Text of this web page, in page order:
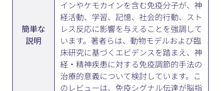
簡単な
説明
インやケモカインを含む免疫分子が、神
経活動、学習、記憶、社会的行動、スト
レス反応に影響を与えることを強調して
います。著者らは、動物モデルおよび臨
床研究に基づくエビデンスを踏まえ、神
経・精神疾患に対する免疫調節的手法の
治療的意義について検討しています。こ
のレビューは、免疫シグナル伝達が脳指